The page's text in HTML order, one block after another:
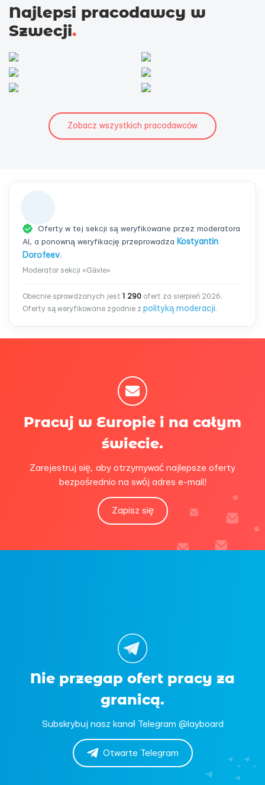
Najlepsi pracodawcy w
Szwecji.
Zobacz wszystkich pracodawców
Oferty w tej sekcji są weryfikowane przez moderatora
AI, a ponowną weryfikację przeprowadza Kostyantin
Dorofeev.
Moderator sekcji «Gävle»
Obecnie sprawdzanych jest 1 290 ofert za sierpień 2026.
Oferty są weryfikowane zgodnie z polityką moderacji.
Pracuj w Europie i na całym
świecie.
Zarejestruj się, aby otrzymywać najlepsze oferty
bezpośrednio na swój adres e-mail!
Zapisz się
Nie przegap ofert pracy za
granicą.
Subskrybuj nasz kanał Telegram @layboard
Otwarte Telegram